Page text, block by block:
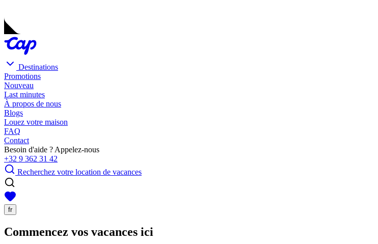
Destinations
Promotions
Nouveau
Last minutes
À propos de nous
Blogs
Louez votre maison
FAQ
Contact
Besoin d'aide ? Appelez-nous
+32 9 362 31 42
Recherchez votre location de vacances
fr
Commencez vos vacances ici